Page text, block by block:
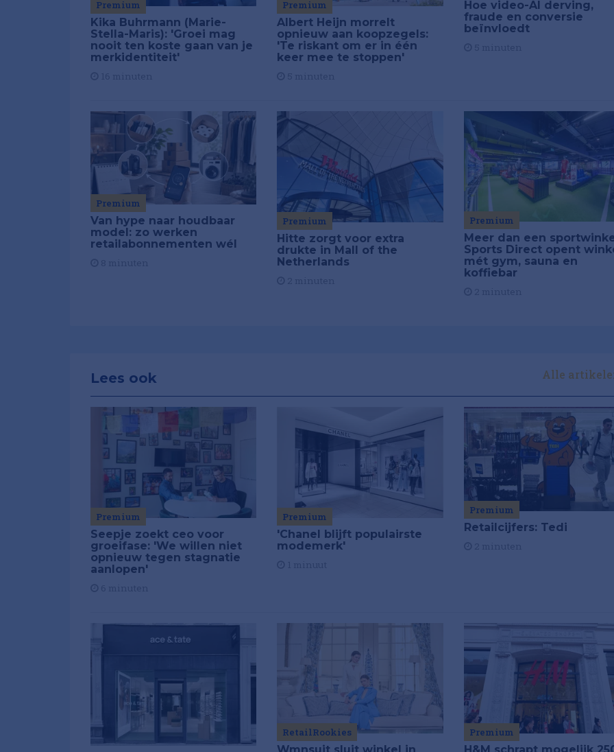
Premium
Kika Buhrmann (Marie-
Stella-Maris): 'Groei mag
nooit ten koste gaan van je
merkidentiteit'
Premium
Albert Heijn morrelt
opnieuw aan koopzegels:
'Te riskant om er in één
keer mee te stoppen'
Hoe video-AI derving,
fraude en conversie
beïnvloedt
Premium
Van hype naar houdbaar
model: zo werken
retailabonnementen wél
Premium
Hitte zorgt voor extra
drukte in Mall of the
Netherlands
Premium
Meer dan een
Sports Direct opent
mét gym, sauna en
koffiebar
Lees ook Alle
Premium
Seepje zoekt ceo voor
groeifase: 'We willen niet
opnieuw tegen stagnatie
aanlopen'
Premium
'Chanel blijft populairste
modemerk'
Premium
Retailcijfers: Tedi
RetailRookies Premium